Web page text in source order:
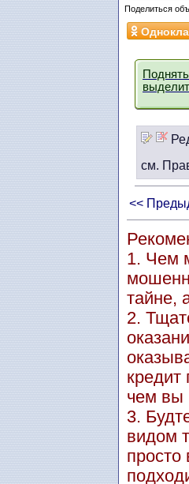
Поделиться
см.
<<
1. Чем
тайне,
2.
чем вы
3.
видом
просто